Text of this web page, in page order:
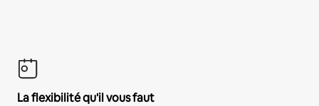
La flexibilité qu'il vous faut